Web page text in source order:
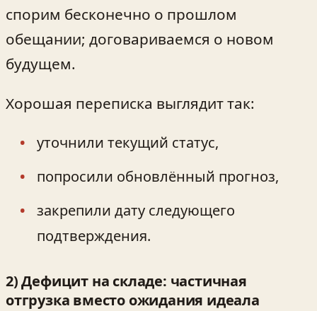
спорим бесконечно о прошлом
обещании; договариваемся о новом
будущем.
Хорошая переписка выглядит так:
уточнили текущий статус,
попросили обновлённый прогноз,
закрепили дату следующего
подтверждения.
2) Дефицит на складе: частичная
отгрузка вместо ожидания идеала